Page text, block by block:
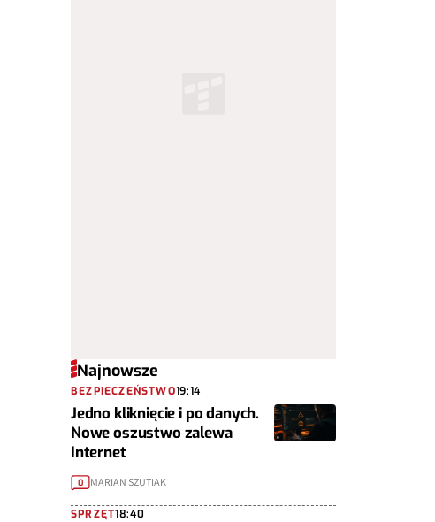
Najnowsze
BEZPIECZEŃSTWO19:14
Jedno kliknięcie i po danych.
Nowe oszustwo zalewa
Internet
0 MARIAN SZUTIAK
SPRZĘT18:40